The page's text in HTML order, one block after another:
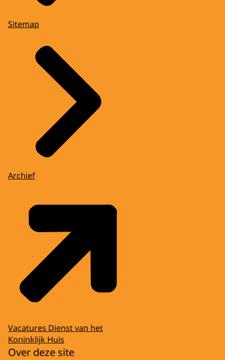
Sitemap
Archief
Vacatures Dienst van het
Koninklijk Huis
Over deze site